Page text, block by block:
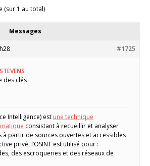
(sur 1 au total)
Messages
#1725
des clés
Intelligence) est une technique
consistant à recueillir et analyser
à partir de sources ouvertes et accessibles
privé, l’OSINT est utilisé pour :
des escroqueries et des réseaux de